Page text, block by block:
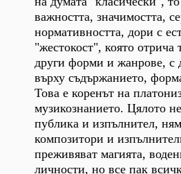
важността, значимостта,
нормативността, дори с
"жестокост", която отрича
други форми и жанрове, с
върху съдържанието,
Това е коренът на
музикознанието. Цялото
публика и изпълнител,
композитори и
преживяват магията,
личности, но все пак